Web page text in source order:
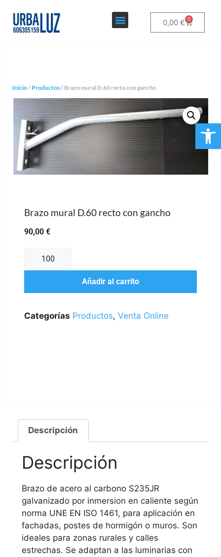
0,00 € 0
Inicio/ Productos/ Brazo mural D.60 recto con gancho
Brazo mural D.60 recto con gancho
90,00 €
Añadir al carrito
Categorías Productos, Venta Online
Descripción
Descripción
Brazo de acero al carbono S235JR
galvanizado por inmersion en caliente según
norma UNE EN ISO 1461, para aplicación en
fachadas, postes de hormigón o muros. Son
ideales para zonas rurales y calles
estrechas. Se adaptan a las luminarias con